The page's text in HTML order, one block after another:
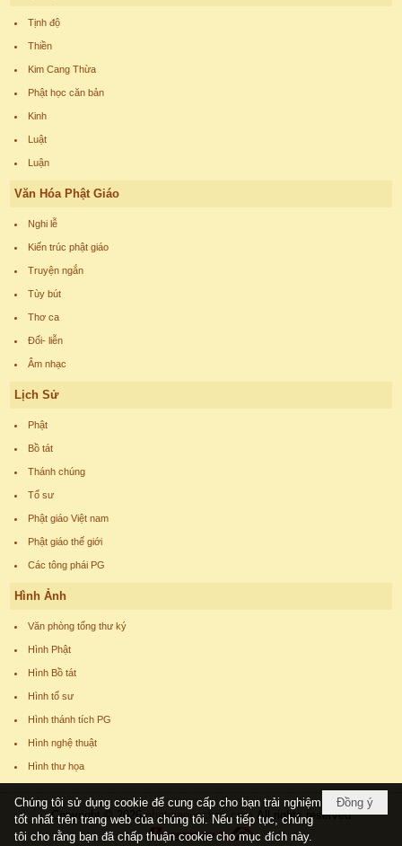
Tịnh độ
Thiền
Kim Cang Thừa
Phật học căn bản
Kinh
Luật
Luận
Văn Hóa Phật Giáo
Nghi lễ
Kiến trúc phật giáo
Truyện ngắn
Tùy bút
Thơ ca
Đối- liễn
Âm nhạc
Lịch Sử
Phật
Bồ tát
Thánh chúng
Tổ sư
Phật giáo Việt nam
Phật giáo thế giới
Các tông phái PG
Hình Ảnh
Văn phòng tổng thư ký
Hình Phật
Hình Bồ tát
Hình tổ sư
Hình thánh tích PG
Hình nghệ thuật
Hình thư họa
Copyright © 2026phatgiaoucchau.comAll rights reserved
Đồng ý
Chúng tôi sử dụng cookie để cung cấp cho bạn trải nghiệm
tốt nhất trên trang web của chúng tôi. Nếu tiếp tục, chúng
tôi cho rằng bạn đã chấp thuận cookie cho mục đích này.